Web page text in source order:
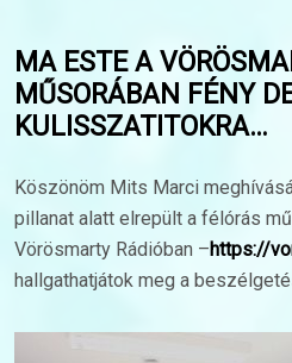
MA ESTE A
MŰSORÁBAN FÉNY
KULISSZATITOKRA…
Köszönöm Mits Marci
pillanat alatt elrepült a félórás
Vörösmarty Rádióban –https://
hallgathatjátok meg a